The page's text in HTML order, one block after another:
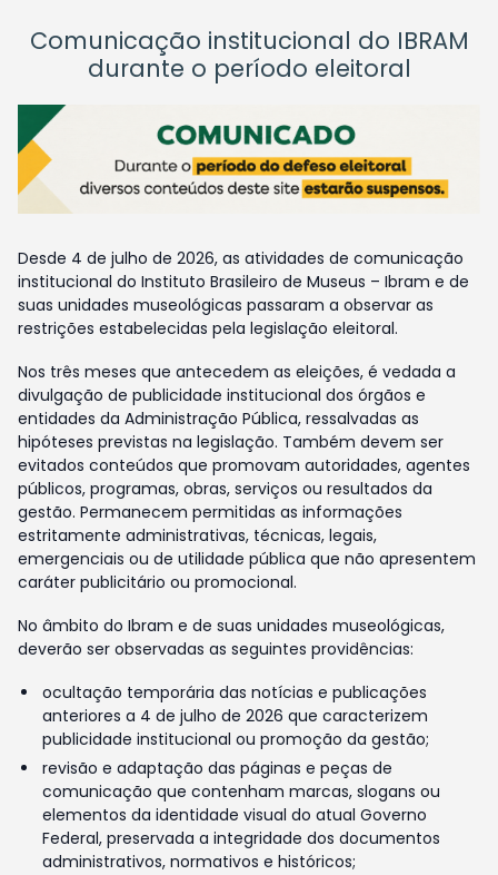
Comunicação institucional do IBRAM
durante o período eleitoral
Desde 4 de julho de 2026, as atividades de comunicação
institucional do Instituto Brasileiro de Museus – Ibram e de
suas unidades museológicas passaram a observar as
restrições estabelecidas pela legislação eleitoral.
Nos três meses que antecedem as eleições, é vedada a
divulgação de publicidade institucional dos órgãos e
entidades da Administração Pública, ressalvadas as
hipóteses previstas na legislação. Também devem ser
evitados conteúdos que promovam autoridades, agentes
públicos, programas, obras, serviços ou resultados da
gestão. Permanecem permitidas as informações
estritamente administrativas, técnicas, legais,
emergenciais ou de utilidade pública que não apresentem
caráter publicitário ou promocional.
No âmbito do Ibram e de suas unidades museológicas,
deverão ser observadas as seguintes providências:
ocultação temporária das notícias e publicações
anteriores a 4 de julho de 2026 que caracterizem
publicidade institucional ou promoção da gestão;
revisão e adaptação das páginas e peças de
comunicação que contenham marcas, slogans ou
elementos da identidade visual do atual Governo
Federal, preservada a integridade dos documentos
administrativos, normativos e históricos;